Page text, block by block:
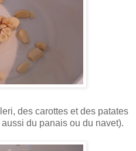
des carottes et des patates
du panais ou du navet).